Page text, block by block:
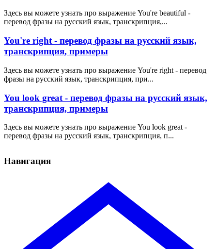
Здесь вы можете узнать про выражение You're beautiful -
перевод фразы на русский язык, транскрипция,...
You're right - перевод фразы на русский язык,
транскрипция, примеры
Здесь вы можете узнать про выражение You're right - перевод
фразы на русский язык, транскрипция, при...
You look great - перевод фразы на русский язык,
транскрипция, примеры
Здесь вы можете узнать про выражение You look great -
перевод фразы на русский язык, транскрипция, п...
Навигация